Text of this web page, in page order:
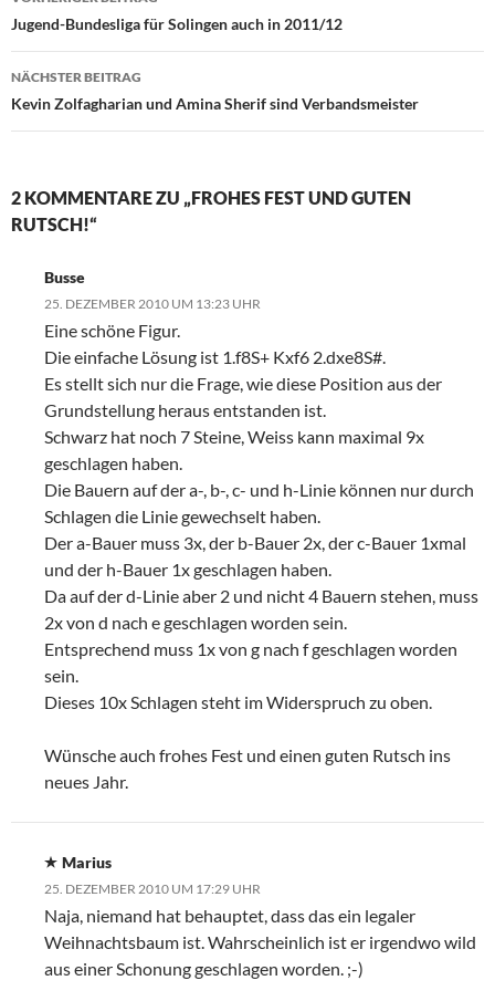
Jugend-Bundesliga für Solingen auch in 2011/12
NÄCHSTER BEITRAG
Kevin Zolfagharian und Amina Sherif sind Verbandsmeister
2 KOMMENTARE ZU „FROHES FEST UND GUTEN
RUTSCH!“
Busse
25. DEZEMBER 2010 UM 13:23 UHR
Eine schöne Figur.
Die einfache Lösung ist 1.f8S+ Kxf6 2.dxe8S#.
Es stellt sich nur die Frage, wie diese Position aus der
Grundstellung heraus entstanden ist.
Schwarz hat noch 7 Steine, Weiss kann maximal 9x
geschlagen haben.
Die Bauern auf der a-, b-, c- und h-Linie können nur durch
Schlagen die Linie gewechselt haben.
Der a-Bauer muss 3x, der b-Bauer 2x, der c-Bauer 1xmal
und der h-Bauer 1x geschlagen haben.
Da auf der d-Linie aber 2 und nicht 4 Bauern stehen, muss
2x von d nach e geschlagen worden sein.
Entsprechend muss 1x von g nach f geschlagen worden
sein.
Dieses 10x Schlagen steht im Widerspruch zu oben.
Wünsche auch frohes Fest und einen guten Rutsch ins
neues Jahr.
Marius
25. DEZEMBER 2010 UM 17:29 UHR
Naja, niemand hat behauptet, dass das ein legaler
Weihnachtsbaum ist. Wahrscheinlich ist er irgendwo wild
aus einer Schonung geschlagen worden. ;-)